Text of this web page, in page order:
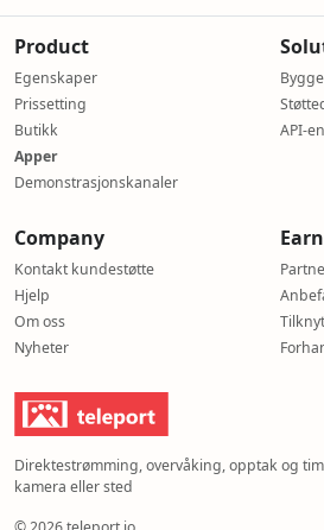
Product
Egenskaper
Prissetting
Butikk
Apper
Demonstrasjonskanaler
API-en
Company
Kontakt kundestøtte
Hjelp
Om oss
Nyheter
Earn
Direktestrømming, overvåking, opptak og
kamera eller sted